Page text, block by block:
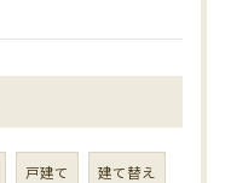
戸建て 建て替え